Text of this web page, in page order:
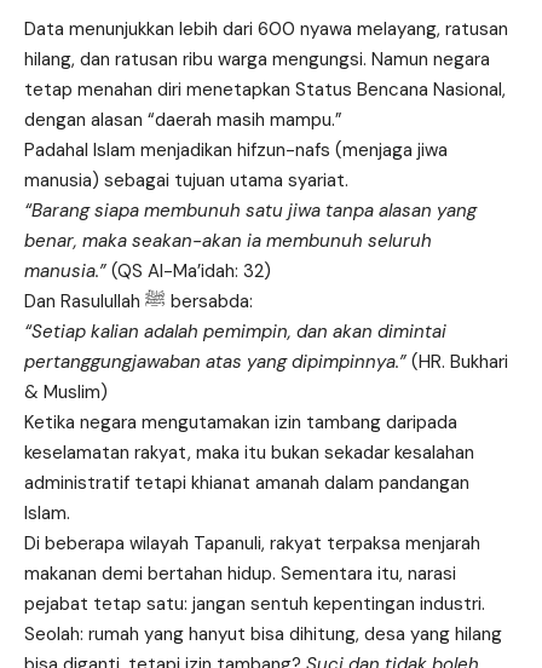
Data menunjukkan lebih dari 600 nyawa melayang, ratusan
hilang, dan ratusan ribu warga mengungsi. Namun negara
tetap menahan diri menetapkan Status Bencana Nasional,
dengan alasan “daerah masih mampu.”
Padahal Islam menjadikan hifzun-nafs (menjaga jiwa
manusia) sebagai tujuan utama syariat.
“Barang siapa membunuh satu jiwa tanpa alasan yang
benar, maka seakan-akan ia membunuh seluruh
manusia.” (QS Al-Ma’idah: 32)
Dan Rasulullah ﷺ bersabda:
“Setiap kalian adalah pemimpin, dan akan dimintai
pertanggungjawaban atas yang dipimpinnya.” (HR. Bukhari
& Muslim)
Ketika negara mengutamakan izin tambang daripada
keselamatan rakyat, maka itu bukan sekadar kesalahan
administratif tetapi khianat amanah dalam pandangan
Islam.
Di beberapa wilayah Tapanuli, rakyat terpaksa menjarah
makanan demi bertahan hidup. Sementara itu, narasi
pejabat tetap satu: jangan sentuh kepentingan industri.
Seolah: rumah yang hanyut bisa dihitung, desa yang hilang